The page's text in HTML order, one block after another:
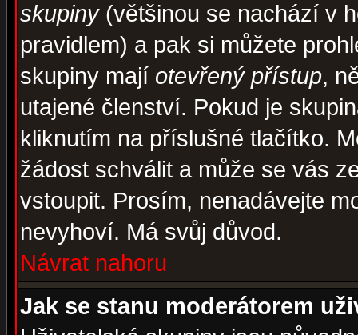
skupiny(většinou se nachází v
pravidlem) a pak si můžete
skupiny mají otevřený přístup,
utajené členství. Pokud je
kliknutím na příslušné tlačítko.
žádost schválit a může se vás
vstoupit. Prosím, nenadávejte
nevyhoví. Má svůj důvod.
Návrat nahoru
Jak se stanu moderátorem